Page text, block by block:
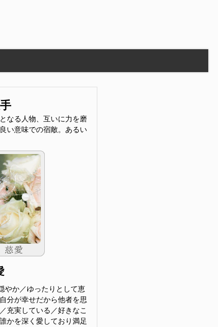
なる人物、互いに力を磨
い意味での宿敵。あるい
やか／ゆったりとして恵
分が幸せだから他者を思
充実している／好きなこ
かを深く愛しており満足